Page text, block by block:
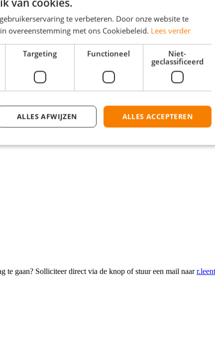
te gaan? Solliciteer direct via de knop of stuur een mail naar
te verbeteren. Door onze website te
overeenstemming met ons Cookiebeleid. Lees verder
Targeting Functioneel
Niet-
geclassificeerd
ALLES ACCEPTEREN
ALLES AFWIJZEN